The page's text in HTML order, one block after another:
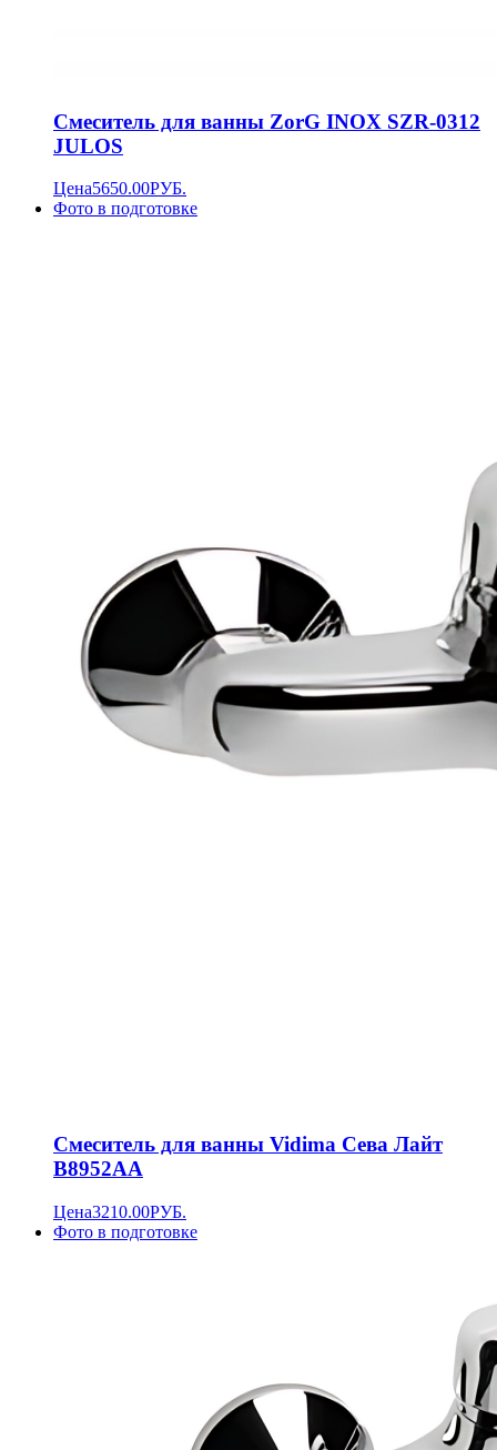
Смеситель для ванны ZorG INOX SZR-0312
JULOS
Цена5650.00РУБ.
Фото в подготовке
Смеситель для ванны Vidima Сева Лайт
B8952AA
Цена3210.00РУБ.
Фото в подготовке